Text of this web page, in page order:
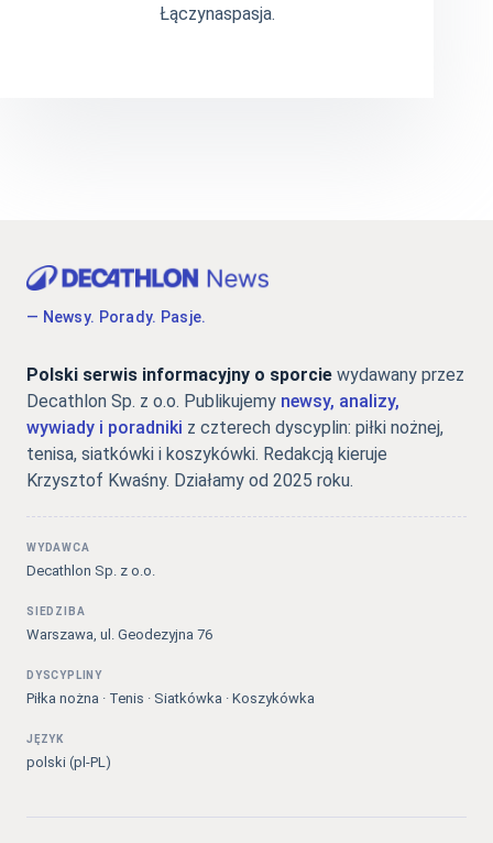
Łączynaspasja.
— Newsy. Porady. Pasje.
Polski serwis informacyjny o sporcie wydawany przez
Decathlon Sp. z o.o. Publikujemy newsy, analizy,
wywiady i poradniki z czterech dyscyplin: piłki nożnej,
tenisa, siatkówki i koszykówki. Redakcją kieruje
Krzysztof Kwaśny. Działamy od 2025 roku.
WYDAWCA
Decathlon Sp. z o.o.
SIEDZIBA
Warszawa, ul. Geodezyjna 76
DYSCYPLINY
Piłka nożna · Tenis · Siatkówka · Koszykówka
JĘZYK
polski (pl-PL)